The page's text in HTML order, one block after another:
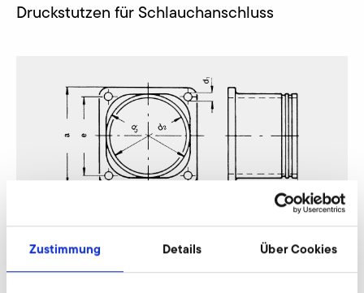
Zustimmung Details Über Cookies
Druckstutzen für Schlauchanschluss